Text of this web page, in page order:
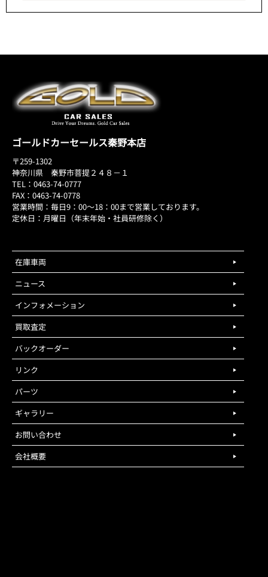
ゴールドカーセールス秦野本店
〒259-1302
神奈川県 秦野市菩提２４８－１
TEL：0463-74-0777
FAX：0463-74-0778
営業時間：毎日9：00～18：00まで営業しております。
定休日：月曜日（年末年始・社員研修除く）
在庫車両
ニュース
インフォメーション
買取査定
バックオーダー
リンク
パーツ
ギャラリー
お問い合わせ
会社概要